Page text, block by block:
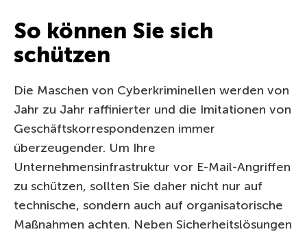
So können Sie sich
schützen
Die Maschen von Cyberkriminellen werden von
Jahr zu Jahr raffinierter und die Imitationen von
Geschäftskorrespondenzen immer
überzeugender. Um Ihre
Unternehmensinfrastruktur vor E-Mail-Angriffen
zu schützen, sollten Sie daher nicht nur auf
technische, sondern auch auf organisatorische
Maßnahmen achten. Neben Sicherheitslösungen